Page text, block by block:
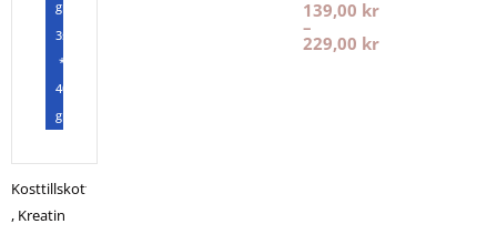
gram
3st
*
400
gram
Kosttillskott
, Kreatin
139,00 kr
–
229,00 kr